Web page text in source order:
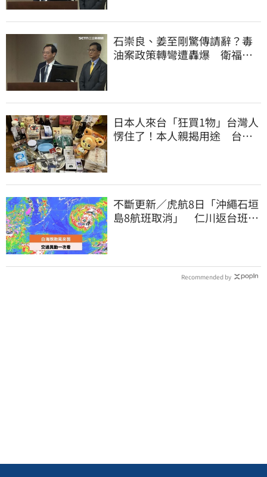
石崇良、姜至剛驚傳請辭？毒
油案政策轉彎遭轟爆 衛福部
日本人來台「狂買1物」台灣人
愣住了！本人親揭用途 台網
不斷更新／虎航8日「沖繩石垣
島8航班取消」 仁川返台班機
Recommended by